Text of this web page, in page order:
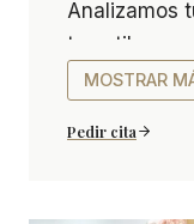
Analizamos
tu estilo
contigo y
MOSTRAR
Pedir cita